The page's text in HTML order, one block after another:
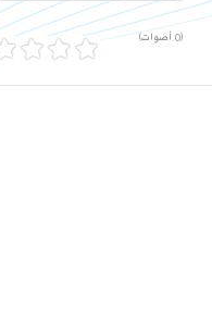
(0 أصوات)